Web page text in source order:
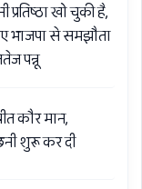
प्रतिष्ठा खो चुकी है,
भाजपा से समझौता
पन्नू
कौर मान,
शुरू कर दी